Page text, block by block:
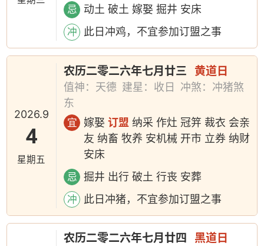
忌 动土 破土 嫁娶 掘井 安床
冲 此日冲鸡，不宜参加订盟之事
2026.9
4
星期五
农历二零二六年七月廿三 黄道日
值神：天德 建星：收日
冲煞：冲猪煞
东
宜 嫁娶订盟 纳采 作灶 冠笄 裁衣 会亲
友 纳畜 牧养 安机械 开市 立券 纳财
安床
忌 掘井 出行 破土 行丧 安葬
冲 此日冲猪，不宜参加订盟之事
农历二零二六年七月廿四 黑道日